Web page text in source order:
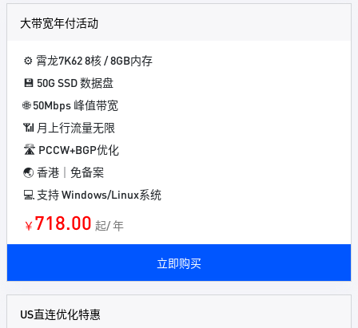
大带宽年付活动
⚙️ 霄龙7K62 8核 / 8GB内存
💾 50G SSD 数据盘
🌐 50Mbps 峰值带宽
📶 月上行流量无限
🛣️ PCCW+BGP优化
🌏 香港｜免备案
💻 支持 Windows/Linux系统
￥ 718.00 起/ 年
立即购买
US直连优化特惠